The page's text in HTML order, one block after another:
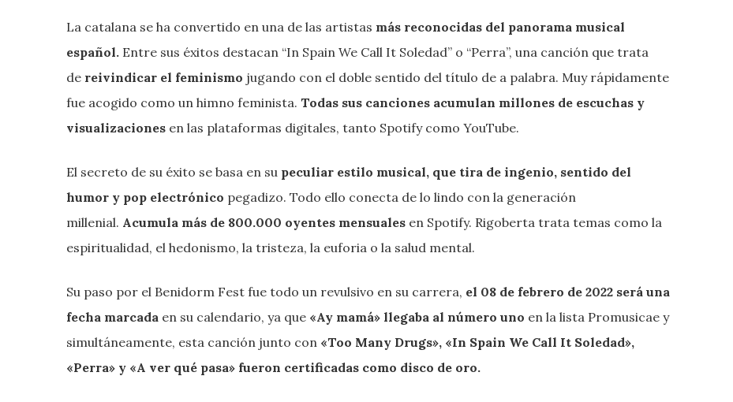
La catalana se ha convertido en una de las artistas más reconocidas del panorama musical
español. Entre sus éxitos destacan “In Spain We Call It Soledad” o “Perra”, una canción que trata
de reivindicar el feminismo jugando con el doble sentido del título de a palabra. Muy rápidamente
fue acogido como un himno feminista. Todas sus canciones acumulan millones de escuchas y
visualizaciones en las plataformas digitales, tanto Spotify como YouTube.
El secreto de su éxito se basa en su peculiar estilo musical, que tira de ingenio, sentido del
humor y pop electrónico pegadizo. Todo ello conecta de lo lindo con la generación
millenial. Acumula más de 800.000 oyentes mensuales en Spotify. Rigoberta trata temas como la
espiritualidad, el hedonismo, la tristeza, la euforia o la salud mental.
Su paso por el Benidorm Fest fue todo un revulsivo en su carrera, el 08 de febrero de 2022 será una
fecha marcada en su calendario, ya que «Ay mamá» llegaba al número uno en la lista Promusicae y
simultáneamente, esta canción junto con «Too Many Drugs», «In Spain We Call It Soledad»,
«Perra» y «A ver qué pasa» fueron certificadas como disco de oro.